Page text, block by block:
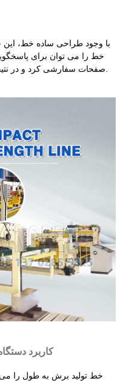
با وجود طراحی ساده خط، این
خط را می توان برای
کاربرد
خط تولید برش به طول را می